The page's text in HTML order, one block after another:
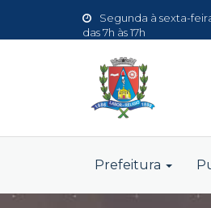
Segunda à sexta-
das 7h às 17h
Prefeitura